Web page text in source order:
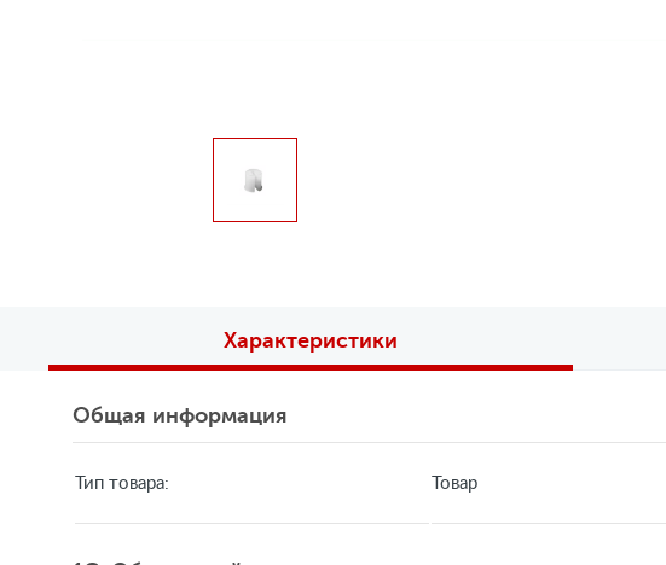
Характеристики
Общая информация
Тип товара: Товар